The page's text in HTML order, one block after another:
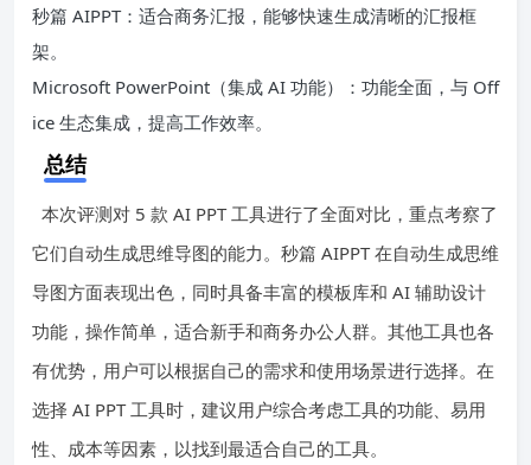
秒篇 AIPPT：适合商务汇报，能够快速生成清晰的汇报框
架。
Microsoft PowerPoint（集成 AI 功能）：功能全面，与 Off
ice 生态集成，提高工作效率。
总结
本次评测对 5 款 AI PPT 工具进行了全面对比，重点考察了
它们自动生成思维导图的能力。秒篇 AIPPT 在自动生成思维
导图方面表现出色，同时具备丰富的模板库和 AI 辅助设计
功能，操作简单，适合新手和商务办公人群。其他工具也各
有优势，用户可以根据自己的需求和使用场景进行选择。在
选择 AI PPT 工具时，建议用户综合考虑工具的功能、易用
性、成本等因素，以找到最适合自己的工具。